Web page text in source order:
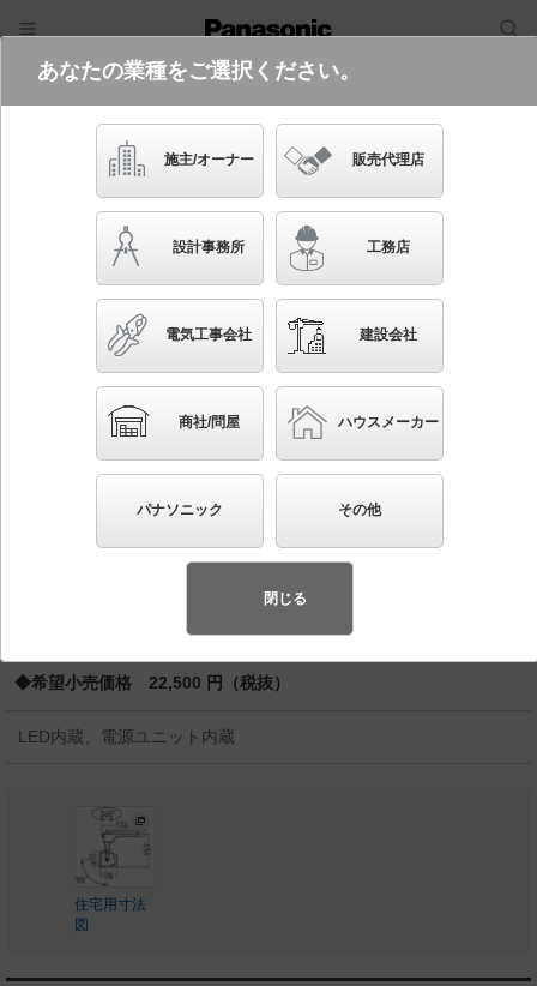
電気・建築設備（ビジネス）
フリーワード
品番・キーワード
かんたん照度計算
NSN01522B LE1
配線ダクト取付型 LED（白色） スポットライト
J12V50形（35W）器具相当・ビーム角19度・中角タイ
プ 12Vミニハロゲン電球50形1灯器具相当 LED 100形
（省エネ・デザイン性・配光制御など様々なご
要望にお応えできる商品群です。）
◆希望小売価格 22,500 円（税抜）
LED内蔵、電源ユニット内蔵
住宅用寸法
図
あなたの業種をご選択ください。
施主/オーナー 販売代理店
設計事務所 工務店
電気工事会社 建設会社
商社/問屋 ハウスメーカー
パナソニック その他
閉じる